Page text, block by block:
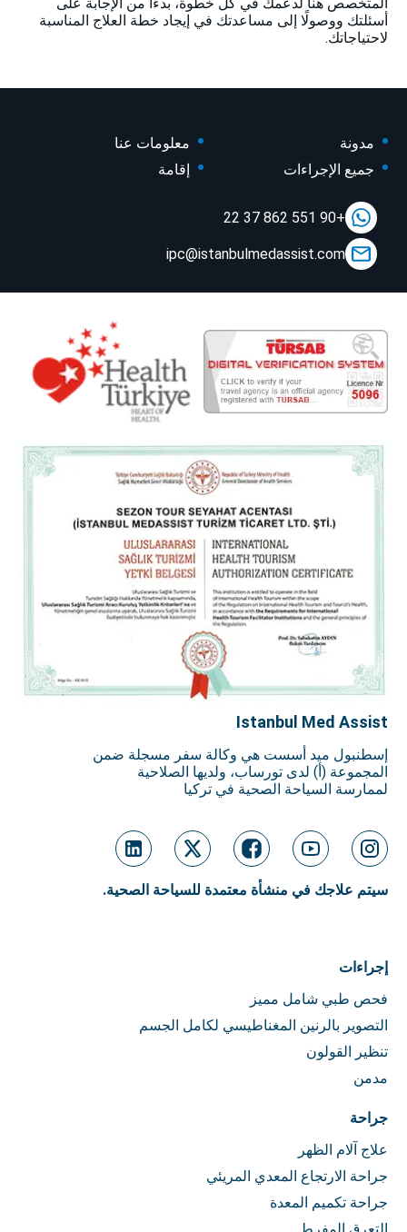
أسئلتك ووصولًا إلى مساعدتك في إيجاد خطة العلاج المناسبة
لاحتياجاتك.
معلومات عنا
مدونة
إقامة
جميع الإجراءات
+90 551 862 37 22
ipc@istanbulmedassist.com
Istanbul Med Assist
إسطنبول ميد أسست هي وكالة سفر مسجلة ضمن
المجموعة (أ) لدى تورساب، ولديها الصلاحية
لممارسة السياحة الصحية في تركيا
سيتم علاجك في منشأة معتمدة للسياحة الصحية.
إجراءات
فحص طبي شامل مميز
التصوير بالرنين المغناطيسي لكامل الجسم
تنظير القولون
مدمن
جراحة
علاج آلام الظهر
جراحة الارتجاع المعدي المريئي
جراحة تكميم المعدة